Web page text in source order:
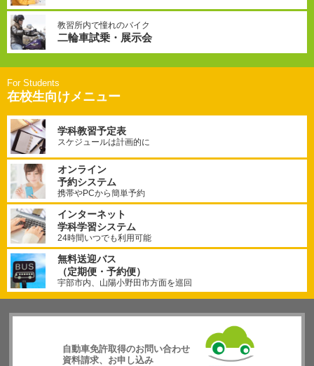
教習所内で憧れのバイク
二輪車試乗・展示会
在校生向けメニュー
学科教習予定表
スケジュールは計画的に
オンライン
予約システム
携帯やPCから簡単予約
インターネット
学科学習システム
24時間いつでも利用可能
無料送迎バス
（定期便・予約便）
宇部市内、山陽小野田市方面を巡回
自動車免許取得のお問い合わせ
資料請求、お申し込み